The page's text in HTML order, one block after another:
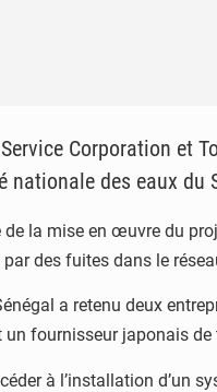
Corporation et
des eaux du
la mise en œuvre du
des fuites dans le
a retenu deux
un fournisseur japonais
à l’installation d’un